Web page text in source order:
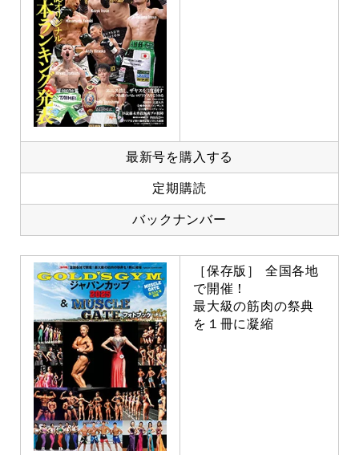
最新号を購入する
定期購読
バックナンバー
［保存版］ 全国各地
で開催！
最大級の筋肉の祭典
を１冊に凝縮